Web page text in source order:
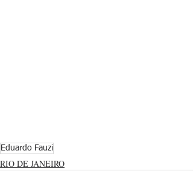
Eduardo Fauzi
RIO DE JANEIRO